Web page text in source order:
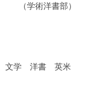
（学術洋書部）
文学 洋書
英米